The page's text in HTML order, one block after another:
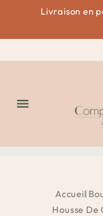
Livraison en

Accueil
Housse De